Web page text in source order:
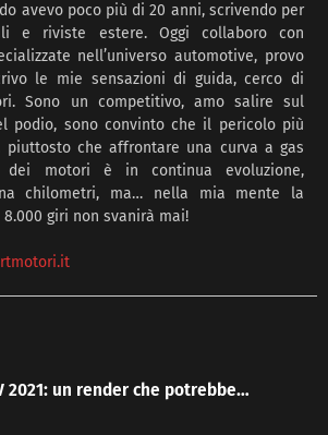
avevo poco più di 20 anni, scrivendo per
e riviste estere. Oggi collaboro con
nell’universo automotive, provo
le mie sensazioni di guida, cerco di
Sono un competitivo, amo salire sul
podio, sono convinto che il pericolo più
piuttosto che affrontare una curva a gas
dei motori è in continua evoluzione,
chilometri, ma… nella mia mente la
8.000 giri non svanirà mai!
2021: un render che potrebbe…